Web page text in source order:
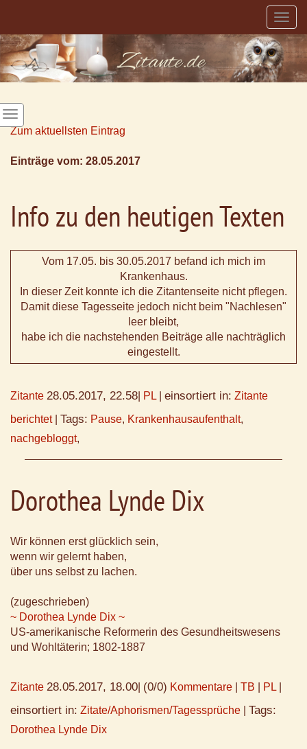
Zum aktuellsten Eintrag
Einträge vom: 28.05.2017
Info zu den heutigen Texten
Vom 17.05. bis 30.05.2017 befand ich mich im
Krankenhaus.
In dieser Zeit konnte ich die Zitantenseite nicht pflegen.
Damit diese Tagesseite jedoch nicht beim "Nachlesen"
leer bleibt,
habe ich die nachstehenden Beiträge alle nachträglich
eingestellt.
Zitante 28.05.2017, 22.58 PL einsortiert in: Zitante
berichtet| Tags: Pause, Krankenhausaufenthalt,
nachgebloggt,
Dorothea Lynde Dix
Wir können erst glücklich sein,
wenn wir gelernt haben,
über uns selbst zu lachen.
(zugeschrieben)
~ Dorothea Lynde Dix ~
US-amerikanische Reformerin des Gesundheitswesens
und Wohltäterin; 1802-1887
Zitante 28.05.2017, 18.00 (0/0) Kommentare TB PL
einsortiert in: Zitate/Aphorismen/Tagessprüche Tags:
Dorothea Lynde Dix